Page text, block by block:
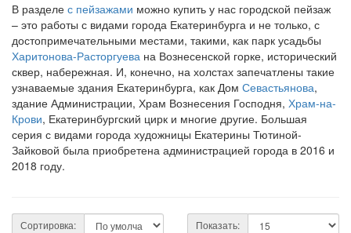
В разделе с пейзажами можно купить у нас городской пейзаж
– это работы с видами города Екатеринбурга и не только, с
достопримечательными местами, такими, как парк усадьбы
Харитонова-Расторгуева на Вознесенской горке, исторический
сквер, набережная. И, конечно, на холстах запечатлены такие
узнаваемые здания Екатеринбурга, как Дом Севастьянова,
здание Администрации, Храм Вознесения Господня, Храм-на-
Крови, Екатеринбургский цирк и многие другие. Большая
серия с видами города художницы Екатерины Тютиной-
Зайковой была приобретена администрацией города в 2016 и
2018 году.
Сортировка: Показать: